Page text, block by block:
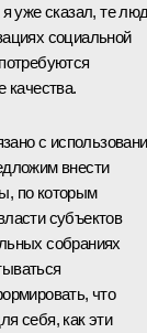
уже сказал, те
социальной
качества.
с
внести
по которым
субъектов
собраниях
что
себя, как эти